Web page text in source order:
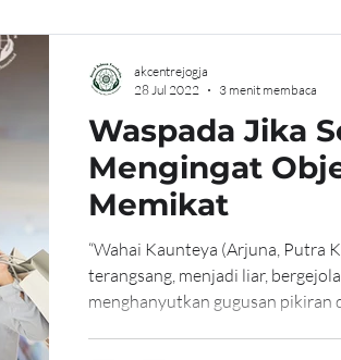
Waspada Jika
Mengingat
Memikat
“Wahai Kaunteya (Arjuna, Putra
terangsang, menjadi liar,
menghanyutkan gugusan pikiran
akcentrejogja
28 Jul 2022
3 menit membaca